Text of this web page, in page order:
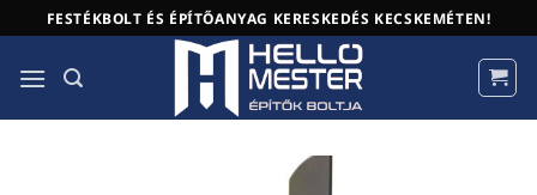
to
content
FESTÉKBOLT ÉS ÉPÍTŐANYAG KERESKEDÉS KECSKEMÉTEN!